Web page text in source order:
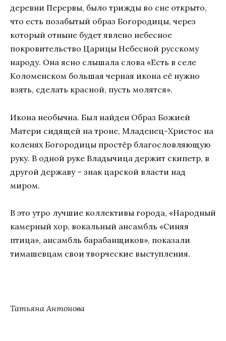
деревни Перервы, было трижды во сне открыто,
что есть позабытый образ Богородицы, через
который отныне будет явлено небесное
покровительство Царицы Небесной русскому
народу. Она ясно слышала слова «Есть в селе
Коломенском большая черная икона её нужно
взять, сделать красной, пусть молятся».
Икона необычна. Был найден Образ Божией
Матери сидящей на троне, Младенец-Христос на
коленях Богородицы простёр благословляющую
руку. В одной руке Владычица держит скипетр, в
другой державу – знак царской власти над
миром.
В это утро лучшие коллективы города, «Народный
камерный хор, вокальный ансамбль «Синяя
птица», ансамбль барабанщиков», показали
тимашевцам свои творческие выступления.
Татьяна Антонова